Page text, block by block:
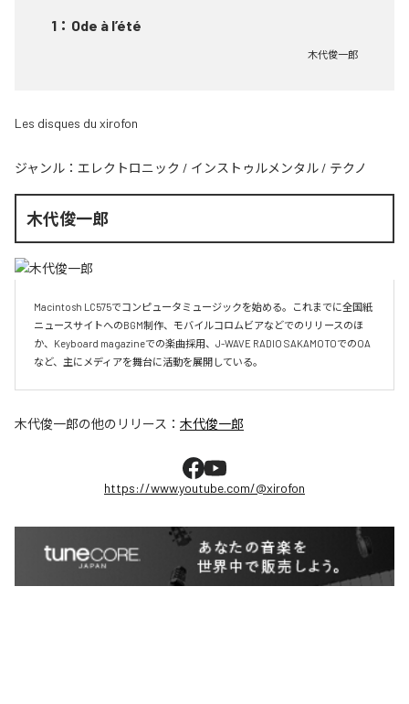
1 ： Ode à l’été
木代俊一郎
Les disques du xirofon
ジャンル： エレクトロニック / インストゥルメンタル / テクノ
木代俊一郎
Macintosh LC575でコンピュータミュージックを始める。これまでに全国紙
ニュースサイトへのBGM制作、モバイルコロムビアなどでのリリースのほ
か、Keyboard magazineでの楽曲採用、J-WAVE RADIO SAKAMOTOでのOA
など、主にメディアを舞台に活動を展開している。
木代俊一郎の他のリリース： 木代俊一郎
https://www.youtube.com/@xirofon